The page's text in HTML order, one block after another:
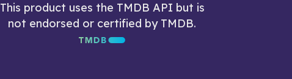
This product uses the TMDB API but is
not endorsed or certified by TMDB.